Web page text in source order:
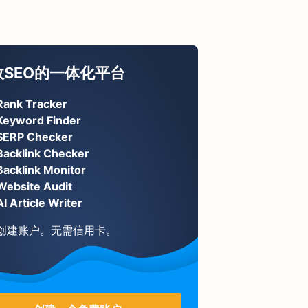
SEO的一体化平台
Tracker
Finder
Checker
Checker
Monitor
Audit
Article Writer
建账户。无需信用卡。